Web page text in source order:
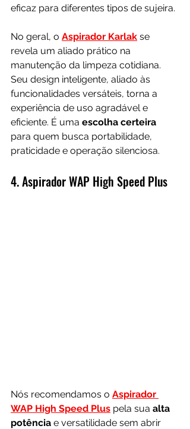
eficaz para diferentes tipos de sujeira.
No geral, o Aspirador Karlak se
revela um aliado prático na
manutenção da limpeza cotidiana.
Seu design inteligente, aliado às
funcionalidades versáteis, torna a
experiência de uso agradável e
eficiente. É uma escolha certeira
para quem busca portabilidade,
praticidade e operação silenciosa.
4. Aspirador WAP High Speed Plus
Nós recomendamos o Aspirador
WAP High Speed Plus pela sua alta
potência e versatilidade sem abrir